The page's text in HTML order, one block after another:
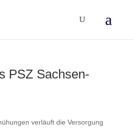
PSZ Sachsen-
verläuft die Versorgung